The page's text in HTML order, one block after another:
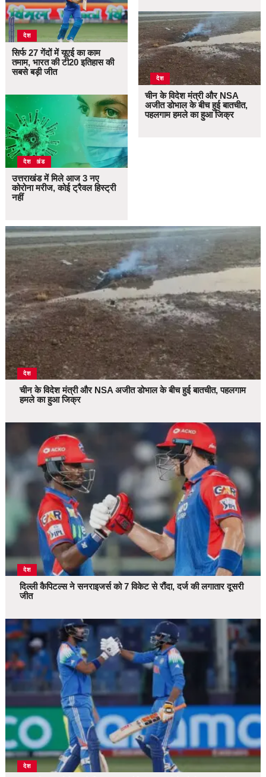
देश
सिर्फ 27 गेंदों में यूएई का काम
तमाम, भारत की टी20 इतिहास की
सबसे बड़ी जीत
उत्तराखंड
देश
उत्तराखंड में मिले आज 3 नए
कोरोना मरीज, कोई ट्रैवल हिस्ट्री
नहीं
देश
चीन के विदेश मंत्री और NSA
अजीत डोभाल के बीच हुई बातचीत,
पहलगाम हमले का हुआ जिक्र
देश
चीन के विदेश मंत्री और NSA अजीत डोभाल के बीच हुई बातचीत, पहलगाम
हमले का हुआ जिक्र
देश
दिल्ली कैपिटल्स ने सनराइजर्स को 7 विकेट से रौंदा, दर्ज की लगातार दूसरी
जीत
देश